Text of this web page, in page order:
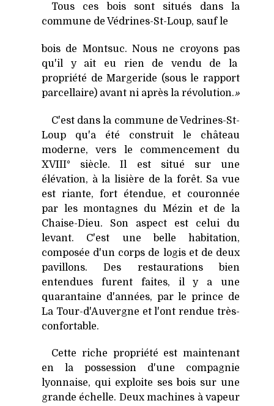
Tous ces bois sont situés dans la
commune de Védrines-St-Loup, sauf le
bois de Montsuc. Nous ne croyons pas
qu'il y ait eu rien de vendu de la
propriété de Margeride (sous le rapport
parcellaire) avant ni après la révolution.»
C'est dans la commune de Vedrines-St-
Loup qu'a été construit le château
moderne, vers le commencement du
XVIII° siècle. Il est situé sur une
élévation, à la lisière de la forêt. Sa vue
est riante, fort étendue, et couronnée
par les montagnes du Mézin et de
la
Chaise-Dieu. Son
aspect est celui du
levant. C'est une belle habitation,
composée d'un corps de logis et de deux
pavillons. Des restaurations bien
entendues furent faites, il y a une
quarantaine d'années, par le prince de
La Tour-d 'Auvergne et l'ont rendue très-
confortable.
Cette riche propriété est maintenant
en la possession d'une compagnie
lyonnaise, qui exploite ses bois sur une
grande échelle. Deux machines à vapeur